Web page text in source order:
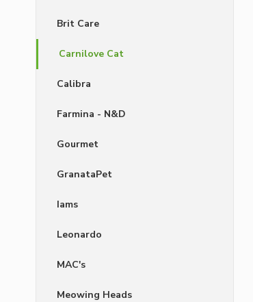
Brit Care
Carnilove Cat
Calibra
Farmina - N&D
Gourmet
GranataPet
Iams
Leonardo
MAC's
Meowing Heads